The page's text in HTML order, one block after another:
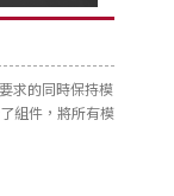
求的同時保持模
組件，將所有模